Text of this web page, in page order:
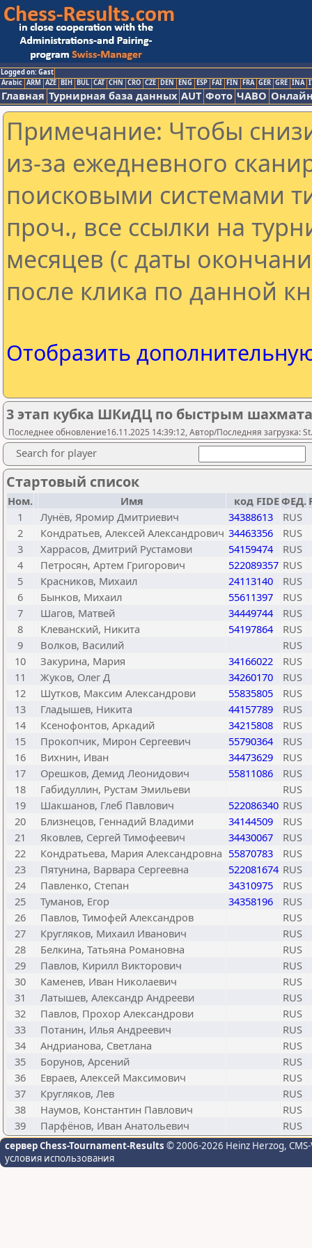
Logged on: Gast
Arabic ARM AZE BIH BUL CAT CHN CRO CZE DEN ENG ESP FAI FIN FRA GER GRE INA
Главная Турнирная база данных AUT Фото ЧАВО
Примечание: Чтобы
из-за ежедневного
поисковыми системами
проч., все ссылки на
месяцев (с даты
после клика по данной
Отобразить
3 этап кубка ШКиДЦ по быстрым
Последнее обновление16.11.2025 14:39:12, Автор/Последняя загрузка:
Search for player
Стартовый список
Ном. Имя код FIDEФЕД.
1
Лунёв, Яромир Дмитриевич 34388613
RUS
2
Кондратьев, Алексей Александрович 34463356
RUS
3
Харрасов, Дмитрий Рустамови 54159474
RUS
4
Петросян, Артем Григорович 522089357 RUS
5
Красников, Михаил 24113140
RUS
6
Бынков, Михаил 55611397
RUS
7
Шагов, Матвей 34449744
RUS
8
Клеванский, Никита 54197864
RUS
9
Волков, Василий
RUS
10
Закурина, Мария 34166022
RUS
11
Жуков, Олег Д 34260170
RUS
12
Шутков, Максим Александрови 55835805
RUS
13
Гладышев, Никита 44157789
RUS
14
Ксенофонтов, Аркадий 34215808
RUS
15
Прокопчик, Мирон Сергеевич 55790364
RUS
16
Вихнин, Иван 34473629
RUS
17
Орешков, Демид Леонидович 55811086
RUS
18
Габидуллин, Рустам Эмильеви
RUS
19
Шакшанов, Глеб Павлович 522086340 RUS
20
Близнецов, Геннадий Владими 34144509
RUS
21
Яковлев, Сергей Тимофеевич 34430067
RUS
22
Кондратьева, Мария Александровна 55870783
RUS
23
Пятунина, Варвара Сергеевна 522081674 RUS
24
Павленко, Степан 34310975
RUS
25
Туманов, Егор 34358196
RUS
26
Павлов, Тимофей Александров
RUS
27
Кругляков, Михаил Иванович
RUS
28
Белкина, Татьяна Романовна
RUS
29
Павлов, Кирилл Викторович
RUS
30
Каменев, Иван Николаевич
RUS
31
Латышев, Александр Андрееви
RUS
32
Павлов, Прохор Александрови
RUS
33
Потанин, Илья Андреевич
RUS
34
Андрианова, Светлана
RUS
35
Борунов, Арсений
RUS
36
Евраев, Алексей Максимович
RUS
37
Кругляков, Лев
RUS
38
Наумов, Константин Павлович
RUS
39
Парфёнов, Иван Анатольевич RUS
сервер Chess-Tournament-Results © 2006-2026 Heinz Herzog,
условия использования